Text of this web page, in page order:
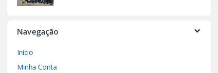
Navegação
Início
Minha Conta